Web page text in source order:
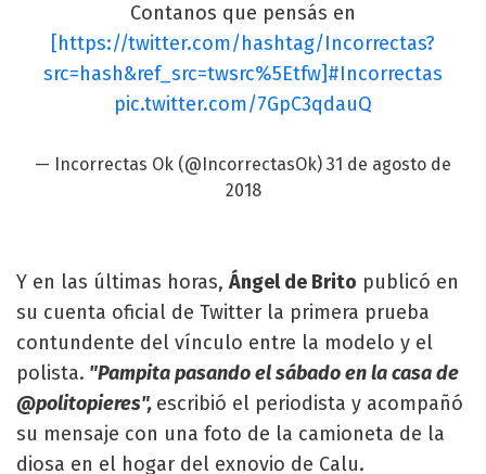
Contanos que pensás en
[https://twitter.com/hashtag/Incorrectas?
src=hash&ref_src=twsrc%5Etfw]#Incorrectas
pic.twitter.com/7GpC3qdauQ
— Incorrectas Ok (@IncorrectasOk) 31 de agosto de
2018
Y en las últimas horas, Ángel de Brito publicó en
su cuenta oficial de Twitter la primera prueba
contundente del vínculo entre la modelo y el
polista. "Pampita pasando el sábado en la casa de
@politopieres", escribió el periodista y acompañó
su mensaje con una foto de la camioneta de la
diosa en el hogar del exnovio de Calu.